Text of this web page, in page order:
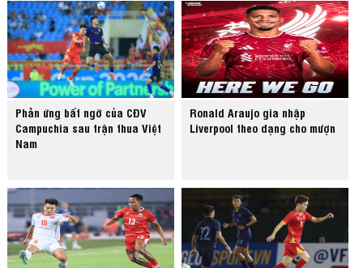
Phản ứng bất ngờ của CĐV
Campuchia sau trận thua Việt
Nam
Ronald Araujo gia nhập
Liverpool theo dạng cho mượn